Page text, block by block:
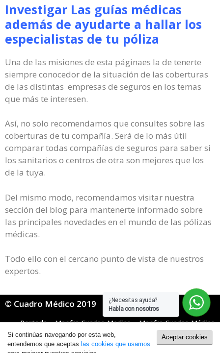
¿Necesitas ayuda?
Habla con nosotros
Investigar Las guías médicas
además de ayudarte a hallar los
especialistas de tu póliza
Una de las misiones de esta páginaes la de tenerte
siempre conocedor de la situación de las coberturas
de las distintas empresas de seguros en los temas
que más te interesen.
Así, no solo recomendamos que consultes sobre las
coberturas de tu compañía. Será de lo más útil
comparar todas compañías de seguros para saber si
los sanitarios o centros de otra son mejores que los
de la tuya.
Del mismo modo, recomendamos visitar nuestra
sección del blog para mantenerte informado sobre
las principales novedades en el mundo de las pólizas
médicas.
Todo ello con el cercano punto de vista de nuestros
expertos.
© Cuadro Médico 2019
Portada»Mapfre Cuadro Medico»Mapfre Cuadro Médico
Dental»Mapfre Dental Cuadro Medico Zaragoza
Política de Cookies|Política de Privacidad
Aceptar cookies
Si continúas navegando por esta web,
entendemos que aceptas las cookies que usamos